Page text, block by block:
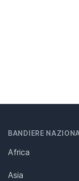
BANDIERE
Africa
Asia